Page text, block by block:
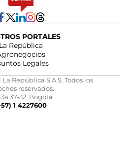
PORTALES
La República
Legales
República S.A.S. Todos los
reservados.
37-32, Bogotá
1 4227600